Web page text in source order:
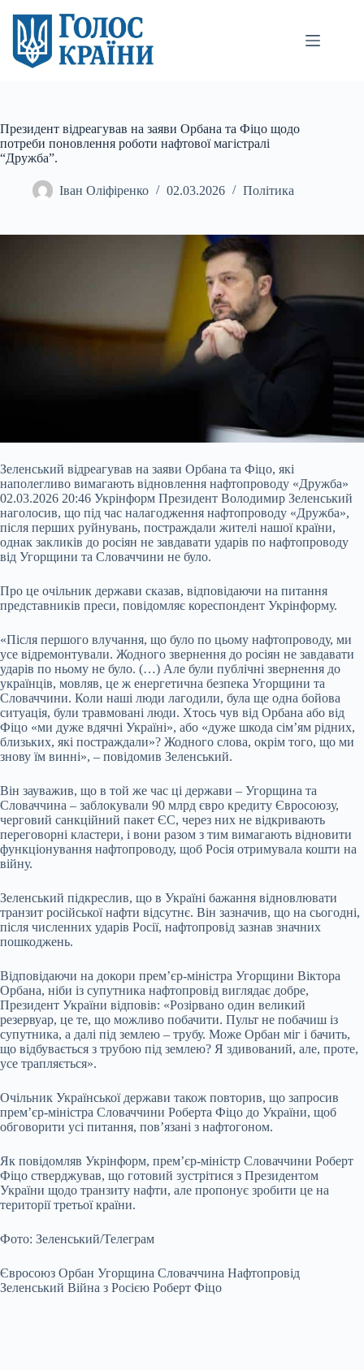
вмісту
Президент відреагував на заяви Орбана та Фіцо щодо
потреби поновлення роботи нафтової магістралі
“Дружба”.
Іван Оліфіренко 02.03.2026 Політика
Зеленський відреагував на заяви Орбана та Фіцо, які
наполегливо вимагають відновлення нафтопроводу «Дружба»
02.03.2026 20:46 Укрінформ Президент Володимир Зеленський
наголосив, що під час налагодження нафтопроводу «Дружба»,
після перших руйнувань, постраждали жителі нашої країни,
однак закликів до росіян не завдавати ударів по нафтопроводу
від Угорщини та Словаччини не було.
Про це очільник держави сказав, відповідаючи на питання
представників преси, повідомляє кореспондент Укрінформу.
«Після першого влучання, що було по цьому нафтопроводу, ми
усе відремонтували. Жодного звернення до росіян не завдавати
ударів по ньому не було. (…) Але були публічні звернення до
українців, мовляв, це ж енергетична безпека Угорщини та
Словаччини. Коли наші люди лагодили, була ще одна бойова
ситуація, були травмовані люди. Хтось чув від Орбана або від
Фіцо «ми дуже вдячні Україні», або «дуже шкода сім’ям рідних,
близьких, які постраждали»? Жодного слова, окрім того, що ми
знову їм винні», – повідомив Зеленський.
Він зауважив, що в той же час ці держави – Угорщина та
Словаччина – заблокували 90 млрд євро кредиту Євросоюзу,
черговий санкційний пакет ЄС, через них не відкривають
переговорні кластери, і вони разом з тим вимагають відновити
функціонування нафтопроводу, щоб Росія отримувала кошти на
війну.
Зеленський підкреслив, що в Україні бажання відновлювати
транзит російської нафти відсутнє. Він зазначив, що на сьогодні,
після численних ударів Росії, нафтопровід зазнав значних
пошкоджень.
Відповідаючи на докори прем’єр-міністра Угорщини Віктора
Орбана, ніби із супутника нафтопровід виглядає добре,
Президент України відповів: «Розірвано один великий
резервуар, це те, що можливо побачити. Пульт не побачиш із
супутника, а далі під землею – трубу. Може Орбан міг і бачить,
що відбувається з трубою під землею? Я здивований, але, проте,
усе трапляється».
Очільник Української держави також повторив, що запросив
прем’єр-міністра Словаччини Роберта Фіцо до України, щоб
обговорити усі питання, пов’язані з нафтогоном.
Як повідомляв Укрінформ, прем’єр-міністр Словаччини Роберт
Фіцо стверджував, що готовий зустрітися з Президентом
України щодо транзиту нафти, але пропонує зробити це на
території третьої країни.
Фото: Зеленський/Телеграм
Євросоюз Орбан Угорщина Словаччина Нафтопровід
Зеленський Війна з Росією Роберт Фіцо